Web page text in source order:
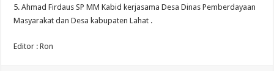
5. Ahmad Firdaus SP MM Kabid kerjasama Desa Dinas Pemberdayaan
Masyarakat dan Desa kabupaten Lahat .
Editor : Ron